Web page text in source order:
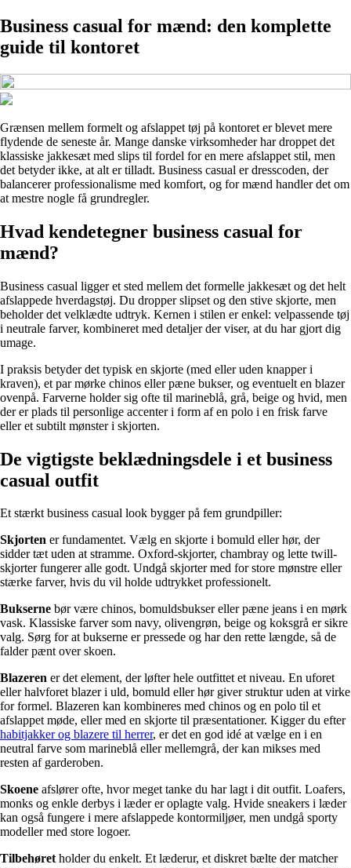
Business casual for mænd: den komplette
guide til kontoret
Grænsen mellem formelt og afslappet tøj på kontoret er blevet mere
flydende de seneste år. Mange danske virksomheder har droppet det
klassiske jakkesæt med slips til fordel for en mere afslappet stil, men
det betyder ikke, at alt er tilladt. Business casual er dresscoden, der
balancerer professionalisme med komfort, og for mænd handler det om
at mestre nogle få grundregler.
Hvad kendetegner business casual for
mænd?
Business casual ligger et sted mellem det formelle jakkesæt og det helt
afslappede hverdagstøj. Du dropper slipset og den stive skjorte, men
beholder det velklædte udtryk. Kernen i stilen er enkel: velpassende tøj
i neutrale farver, kombineret med detaljer der viser, at du har gjort dig
umage.
I praksis betyder det typisk en skjorte (med eller uden knapper i
kraven), et par mørke chinos eller pæne bukser, og eventuelt en blazer
ovenpå. Farverne holder sig ofte til marineblå, grå, beige og hvid, men
der er plads til personlige accenter i form af en polo i en frisk farve
eller et subtilt mønster i skjorten.
De vigtigste beklædningsdele i et business
casual outfit
Et stærkt business casual look bygger på fem grundpiller:
Skjorten er fundamentet. Vælg en skjorte i bomuld eller hør, der
sidder tæt uden at stramme. Oxford-skjorter, chambray og lette twill-
skjorter fungerer alle godt. Undgå skjorter med for store mønstre eller
stærke farver, hvis du vil holde udtrykket professionelt.
Bukserne bør være chinos, bomuldsbukser eller pæne jeans i en mørk
vask. Klassiske farver som navy, olivengrøn, beige og koksgrå er sikre
valg. Sørg for at bukserne er pressede og har den rette længde, så de
falder pænt over skoen.
Blazeren er det element, der løfter hele outfittet et niveau. En uforet
eller halvforet blazer i uld, bomuld eller hør giver struktur uden at virke
for formel. Blazeren kan kombineres med chinos og en polo til et
afslappet møde, eller med en skjorte til præsentationer. Kigger du efter
habitjakker og blazere til herrer, er det en god idé at vælge en i en
neutral farve som marineblå eller mellemgrå, der kan mikses med
resten af garderoben.
Skoene afslører ofte, hvor meget tanke du har lagt i dit outfit. Loafers,
monks og enkle derbys i læder er oplagte valg. Hvide sneakers i læder
kan også fungere i mere afslappede kontormiljøer, men undgå sporty
modeller med store logoer.
Tilbehøretholder du enkelt. Et læderur, et diskret bælte der matcher